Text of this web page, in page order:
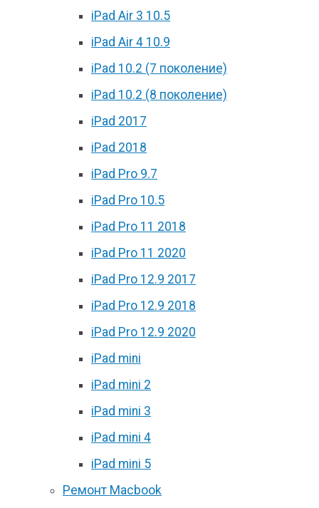
iPad Air 3 10.5
iPad Air 4 10.9
iPad 10.2 (7 поколение)
iPad 10.2 (8 поколение)
iPad 2017
iPad 2018
iPad Pro 9.7
iPad Pro 10.5
iPad Pro 11 2018
iPad Pro 11 2020
iPad Pro 12.9 2017
iPad Pro 12.9 2018
iPad Pro 12.9 2020
iPad mini
iPad mini 2
iPad mini 3
iPad mini 4
iPad mini 5
Ремонт Macbook